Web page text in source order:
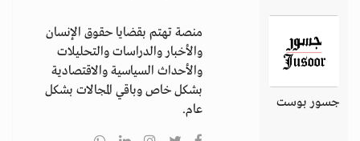
جسور بوست
منصة تهتم بقضايا حقوق الإنسان
والأخبار والدراسات والتحليلات
والأحداث السياسية والاقتصادية
بشكل خاص وباقي المجالات بشكل
عام.